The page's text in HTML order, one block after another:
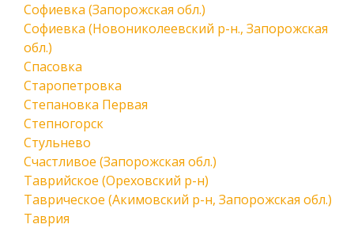
Софиевка (Запорожская обл.)
Софиевка (Новониколеевский р-н., Запорожская
обл.)
Спасовка
Старопетровка
Степановка Первая
Степногорск
Стульнево
Счастливое (Запорожская обл.)
Таврийское (Ореховский р-н)
Таврическое (Акимовский р-н, Запорожская обл.)
Таврия